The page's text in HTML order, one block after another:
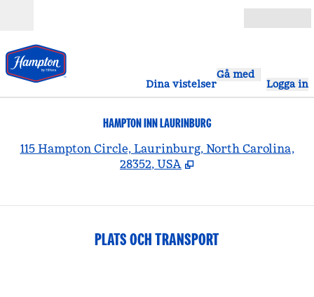
Dina vistelser
Gå med
Logga in
HAMPTON INN LAURINBURG
115 Hampton Circle, Laurinburg, North Carolina,
28352, USA
PLATS OCH TRANSPORT